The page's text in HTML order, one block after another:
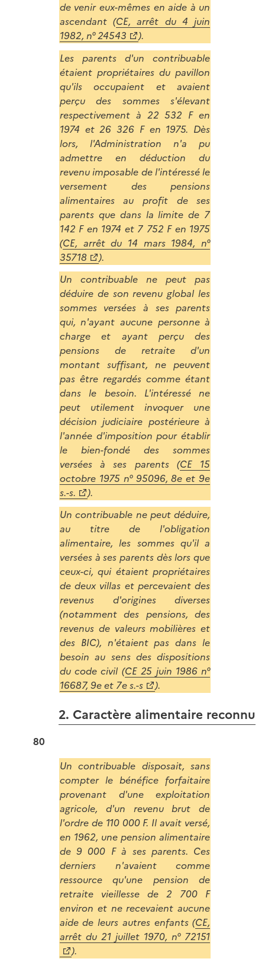
de venir eux-mêmes en aide à un
ascendant (CE, arrêt du 4 juin
1982, n° 24543
).
Les parents d'un contribuable
étaient propriétaires du pavillon
qu'ils occupaient et avaient
perçu des sommes s'élevant
respectivement à 22 532 F en
1974 et 26 326 F en 1975. Dès
lors, l'Administration n'a pu
admettre en déduction du
revenu imposable de l'intéressé le
versement des pensions
alimentaires au profit de ses
parents que dans la limite de 7
142 F en 1974 et 7 752 F en 1975
(CE, arrêt du 14 mars 1984, n°
35718
).
Un contribuable ne peut pas
déduire de son revenu global les
sommes versées à ses parents
qui, n'ayant aucune personne à
charge et ayant perçu des
pensions de retraite d'un
montant suffisant, ne peuvent
pas être regardés comme étant
dans le besoin. L'intéressé ne
peut utilement invoquer une
décision judiciaire postérieure à
l'année d'imposition pour établir
le bien-fondé des sommes
versées à ses parents (CE 15
octobre 1975 n° 95096, 8e et 9e
s.-s.
).
Un contribuable ne peut déduire,
au titre de l'obligation
alimentaire, les sommes qu'il a
versées à ses parents dès lors que
ceux-ci, qui étaient propriétaires
de deux villas et percevaient des
revenus d'origines diverses
(notamment des pensions, des
revenus de valeurs mobilières et
des BIC), n'étaient pas dans le
besoin au sens des dispositions
du code civil (CE 25 juin 1986 n°
16687, 9e et 7e s.-s
).
2. Caractère alimentaire reconnu
80
Un contribuable disposait, sans
compter le bénéfice forfaitaire
provenant d'une exploitation
agricole, d'un revenu brut de
l'ordre de 110 000 F. Il avait versé,
en 1962, une pension alimentaire
de 9 000 F à ses parents. Ces
derniers n'avaient comme
ressource qu'une pension de
retraite vieillesse de 2 700 F
environ et ne recevaient aucune
aide de leurs autres enfants (CE,
arrêt du 21 juillet 1970, n° 72151
).